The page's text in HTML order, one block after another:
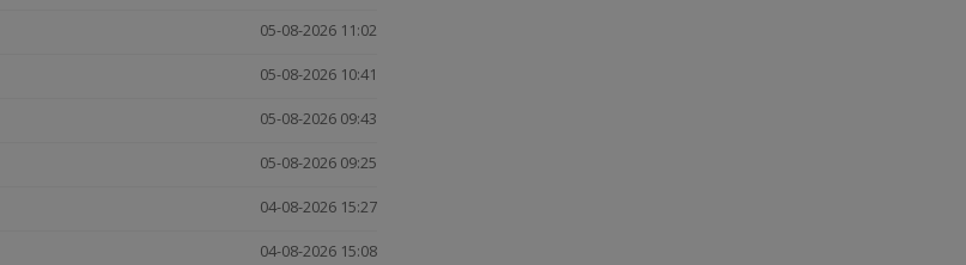
05-08-2026 11:02
05-08-2026 10:41
05-08-2026 09:43
05-08-2026 09:25
04-08-2026 15:27
04-08-2026 15:08